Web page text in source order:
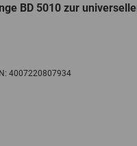
BD 5010 zur
4007220807934